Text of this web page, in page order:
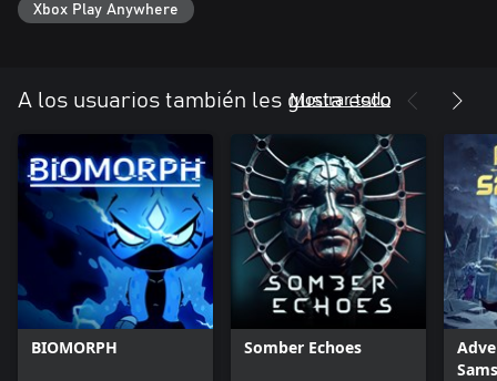
Xbox Play Anywhere
A los usuarios también les gusta esto
Mostrar todo
BIOMORPH Somber Echoes